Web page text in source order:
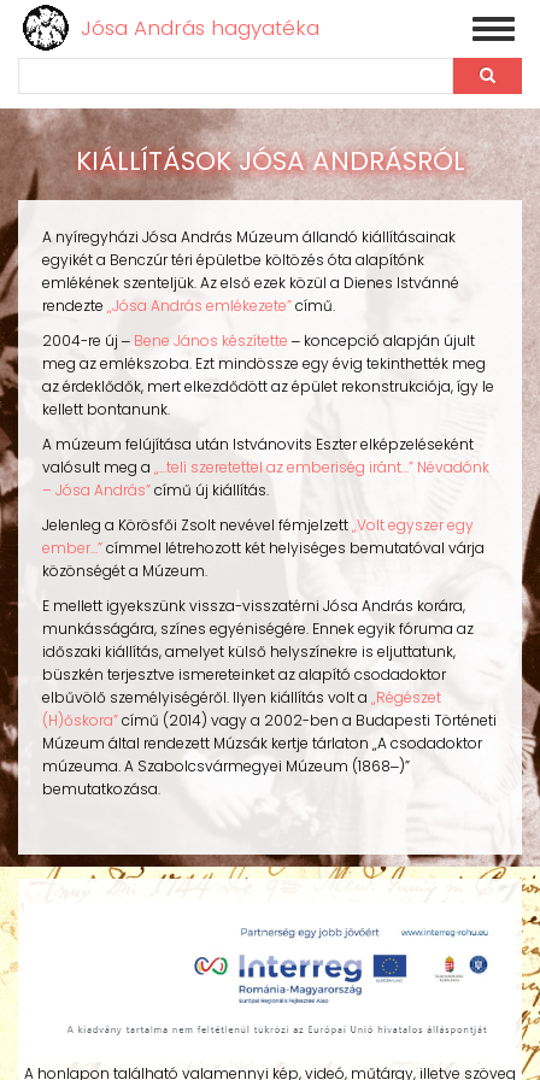
Ugrás
tartalomra
Jósa András hagyatéka
KIÁLLÍTÁSOK JÓSA ANDRÁSRÓL
A nyíregyházi Jósa András Múzeum állandó kiállításainak
egyikét a Benczúr téri épületbe költözés óta alapítónk
emlékének szenteljük. Az első ezek közül a Dienes Istvánné
rendezte „Jósa András emlékezete”című.
2004-re új ‒ Bene János készítette ‒ koncepció alapján újult
meg az emlékszoba. Ezt mindössze egy évig tekinthették meg
az érdeklődők, mert elkezdődött az épület rekonstrukciója, így le
kellett bontanunk.
A múzeum felújítása után Istvánovits Eszter elképzeléseként
valósult meg a „...teli szeretettel az emberiség iránt…” Névadónk
– Jósa András”című új kiállítás.
Jelenleg a Körösfői Zsolt nevével fémjelzett„Volt egyszer egy
ember…”címmel létrehozott két helyiséges bemutatóval várja
közönségét a Múzeum.
E mellett igyekszünk vissza-visszatérni Jósa András korára,
munkásságára, színes egyéniségére. Ennek egyik fóruma az
időszaki kiállítás, amelyet külső helyszínekre is eljuttatunk,
büszkén terjesztve ismereteinket az alapító csodadoktor
elbűvölő személyiségéről. Ilyen kiállítás volt a „Régészet
(H)őskora”című (2014) vagy a 2002-ben a Budapesti Történeti
Múzeum által rendezett Múzsák kertje tárlaton „A csodadoktor
múzeuma. A Szabolcsvármegyei Múzeum (1868‒)”
bemutatkozása.
A honlapon található valamennyi kép, videó, műtárgy, illetve szöveg